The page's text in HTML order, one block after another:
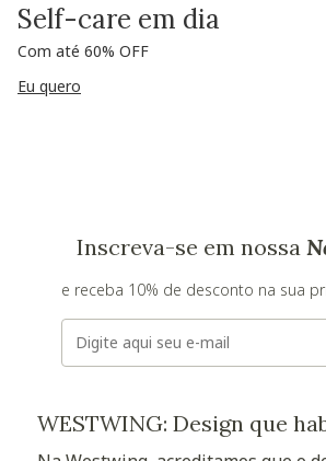
Self-care em dia
Com até 60% OFF
Eu quero
Inscreva-se em nossa
e receba 10% de desconto na sua
E-mail
WESTWING: Design que